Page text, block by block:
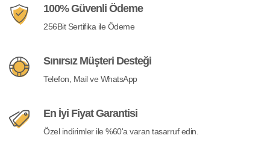
100% Güvenli Ödeme
256Bit Sertifika ile Ödeme
Sınırsız Müşteri Desteği
Telefon, Mail ve WhatsApp
En İyi Fiyat Garantisi
Özel indirimler ile %60'a varan tasarruf edin.